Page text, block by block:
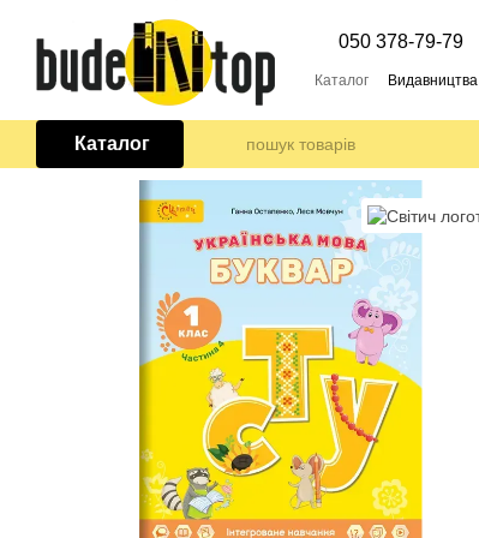
Перейти до основного контенту
050 378-79-79
Каталог Видавництва
Каталог